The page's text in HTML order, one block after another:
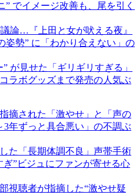
でイメージ改善も、尾を引く
論…『上田と女が吠える夜』
姿勢” に「わかり合えない」の
が見せた「ギリギリすぎる」
ラボグッズまで発売の人気ぶ
摘された「激やせ」と「声の
年ずっと具合悪い」の不調ぶ
た「長期体調不良」声帯手術
ぎ”ビジュにファンが寄せる心
視聴者が指摘した“激やせ疑